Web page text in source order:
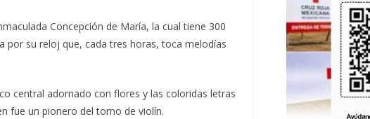
Concepción de María, la cual tiene 300
por su reloj que, cada tres horas, toca melodías
central adornado con flores y las coloridas letras
fue un pionero del torno de violín.